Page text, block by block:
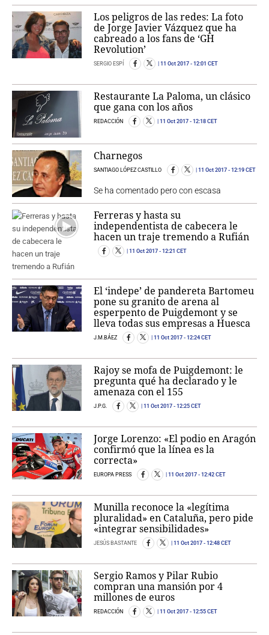
Los peligros de las redes: La foto
de Jorge Javier Vázquez que ha
cabreado a los fans de ‘GH
Revolution’
SERGIO ESPÍ 11 Oct 2017 - 12:01 CET
Restaurante La Paloma, un clásico
que gana con los años
REDACCIÓN 11 Oct 2017 - 12:18 CET
Charnegos
SANTIAGO LÓPEZ CASTILLO 11 Oct 2017 - 12:19 CET
Se ha comentado pero con escasa
Ferreras y hasta su
independentista de cabecera le
hacen un traje tremendo a Rufián
11 Oct 2017 - 12:21 CET
El ‘indepe’ de pandereta Bartomeu
pone su granito de arena al
esperpento de Puigdemont y se
lleva todas sus empresas a Huesca
J.M.BÁEZ 11 Oct 2017 - 12:24 CET
Rajoy se mofa de Puigdemont: le
pregunta qué ha declarado y le
amenaza con el 155
J.P.G. 11 Oct 2017 - 12:25 CET
Jorge Lorenzo: «El podio en Aragón
confirmó que la línea es la
correcta»
EUROPA PRESS 11 Oct 2017 - 12:42 CET
Munilla reconoce la «legítima
pluralidad» en Cataluña, pero pide
«integrar sensibilidades»
JESÚS BASTANTE 11 Oct 2017 - 12:48 CET
Sergio Ramos y Pilar Rubio
compran una mansión por 4
millones de euros
REDACCIÓN 11 Oct 2017 - 12:55 CET